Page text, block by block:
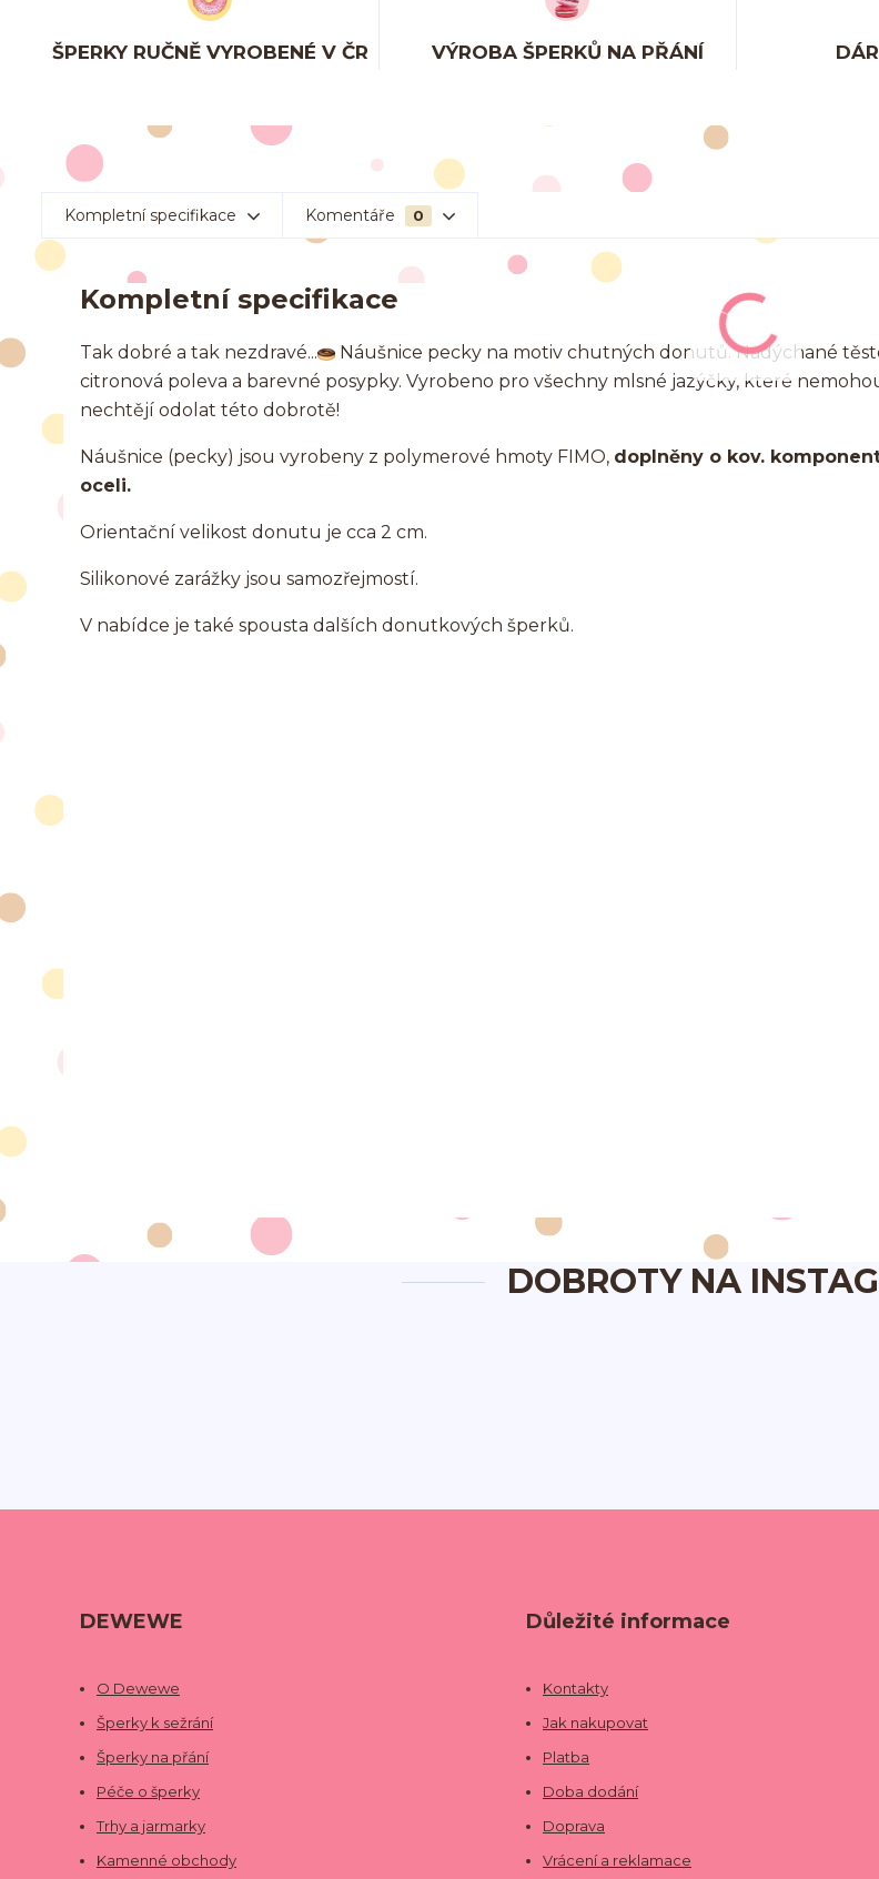
ŠPERKY RUČNĚ VYROBENÉ V ČR VÝROBA ŠPERKŮ NA PŘÁNÍ
Kompletní specifikace Komentáře 0
Kompletní specifikace
Tak dobré a tak nezdravé...
Náušnice pecky na motiv chutných donutů. Nadýchané
citronová poleva a barevné posypky. Vyrobeno pro všechny mlsné jazýčky, které
nechtějí odolat této dobrotě!
Náušnice (pecky) jsou vyrobeny z polymerové hmoty FIMO, doplněny o kov.
oceli.
Orientační velikost donutu je cca 2 cm.
Silikonové zarážky jsou samozřejmostí.
V nabídce je také spousta dalších donutkových šperků.
DOBROTY NA
DEWEWE
O Dewewe
Šperky k sežrání
Šperky na přání
Péče o šperky
Trhy a jarmarky
Kamenné obchody
Důležité informace
Kontakty
Jak nakupovat
Platba
Doba dodání
Doprava
Vrácení a reklamace